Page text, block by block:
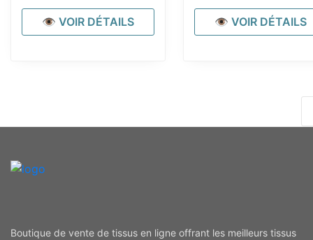
👁 VOIR DÉTAILS 👁 VOIR DÉTAILS
Boutique de vente de tissus en ligne offrant les meilleurs tissus